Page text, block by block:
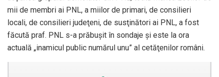
mii de membri ai PNL, a miilor de primari, de consilieri
locali, de consilieri judeţeni, de susţinători ai PNL, a fost
făcută praf. PNL s-a prăbuşit în sondaje şi este la ora
actuală „inamicul public numărul unu” al cetăţenilor români.